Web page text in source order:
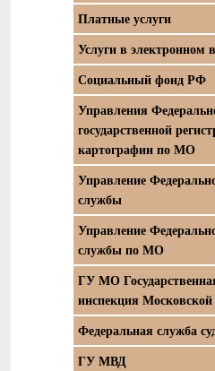
Платные услуги
Услуги в электронном
Социальный фонд РФ
Управления
государственной
картографии по МО
Управление
службы
Управление
службы по МО
ГУ МО
инспекция Московской
Федеральная служба
ГУ МВД